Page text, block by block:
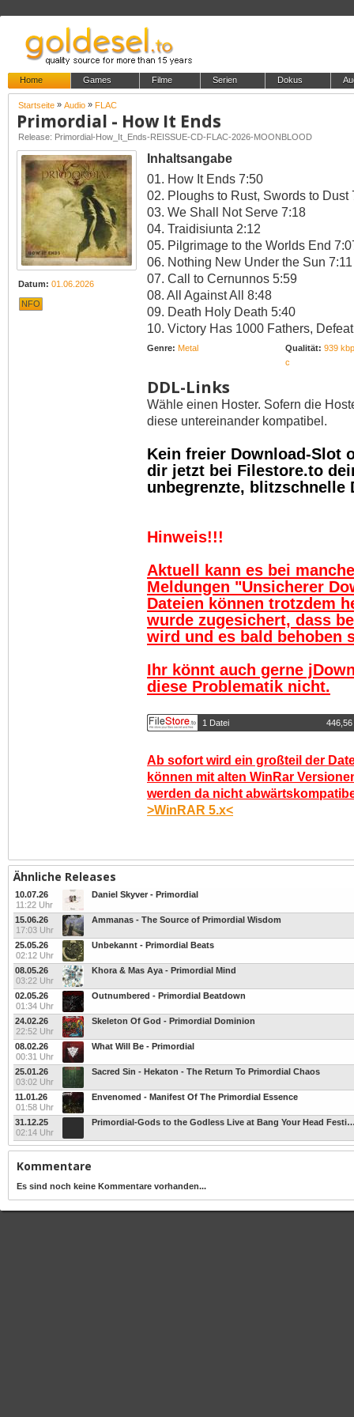
Home Games Filme Serien Dokus
Startseite » Audio » FLAC
Primordial - How It Ends
Release: Primordial-How_It_Ends-REISSUE-CD-FLAC-2026-MOONBLOOD
Datum: 01.06.2026
NFO
Inhaltsangabe
01. How It Ends 7:50
02. Ploughs to Rust, Swords to Dust
03. We Shall Not Serve 7:18
04. Traidisiunta 2:12
05. Pilgrimage to the Worlds End
06. Nothing New Under the Sun 7:11
07. Call to Cernunnos 5:59
08. All Against All 8:48
09. Death Holy Death 5:40
10. Victory Has 1000 Fathers,
Genre: Metal Qualität: 939
c
DDL-Links
Wähle einen Hoster. Sofern die
diese untereinander kompatibel.
Kein freier Download-Slot
dir jetzt bei Filestore.to
unbegrenzte, blitzschnelle
Hinweis!!!
Aktuell kann es bei
Meldungen "Unsicherer
Dateien können trotzdem
wurde zugesichert, dass
wird und es bald behoben
Ihr könnt auch gerne
diese Problematik nicht.
1 Datei 446,56
Ab sofort wird ein großteil der
können mit alten WinRar
werden da nicht
>WinRAR 5.x<
Ähnliche Releases
10.07.26
11:22 Uhr
Daniel Skyver - Primordial
15.06.26
17:03 Uhr
Ammanas - The Source of Primordial Wisdom
25.05.26
02:12 Uhr
Unbekannt - Primordial Beats
08.05.26
03:22 Uhr
Khora & Mas Aya - Primordial Mind
02.05.26
01:34 Uhr
Outnumbered - Primordial Beatdown
24.02.26
22:52 Uhr
Skeleton Of God - Primordial Dominion
08.02.26
00:31 Uhr
What Will Be - Primordial
25.01.26
03:02 Uhr
Sacred Sin - Hekaton - The Return To Primordial Chaos
11.01.26
01:58 Uhr
Envenomed - Manifest Of The Primordial Essence
31.12.25
02:14 Uhr
Primordial-Gods to the Godless Live at Bang Your Head Festival Germany 2015
Kommentare
Es sind noch keine Kommentare vorhanden...